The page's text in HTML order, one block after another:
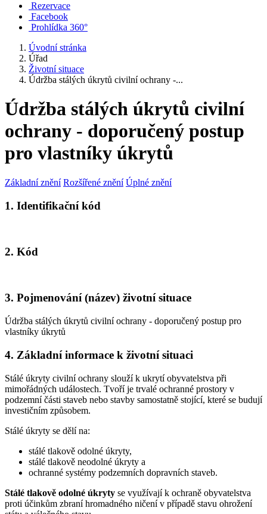
Rezervace
Facebook
Prohlídka 360°
Úvodní stránka
Úřad
Životní situace
Údržba stálých úkrytů civilní ochrany -...
Údržba stálých úkrytů civilní
ochrany - doporučený postup
pro vlastníky úkrytů
Základní znění Rozšířené znění Úplné znění
1. Identifikační kód
2. Kód
3. Pojmenování (název) životní situace
Údržba stálých úkrytů civilní ochrany - doporučený postup pro
vlastníky úkrytů
4. Základní informace k životní situaci
Stálé úkryty civilní ochrany slouží k ukrytí obyvatelstva při
mimořádných událostech. Tvoří je trvalé ochranné prostory v
podzemní části staveb nebo stavby samostatně stojící, které se budují
investičním způsobem.
Stálé úkryty se dělí na:
stálé tlakově odolné úkryty,
stálé tlakově neodolné úkryty a
ochranné systémy podzemních dopravních staveb.
Stálé tlakově odolné úkryty se využívají k ochraně obyvatelstva
proti účinkům zbraní hromadného ničení v případě stavu ohrožení